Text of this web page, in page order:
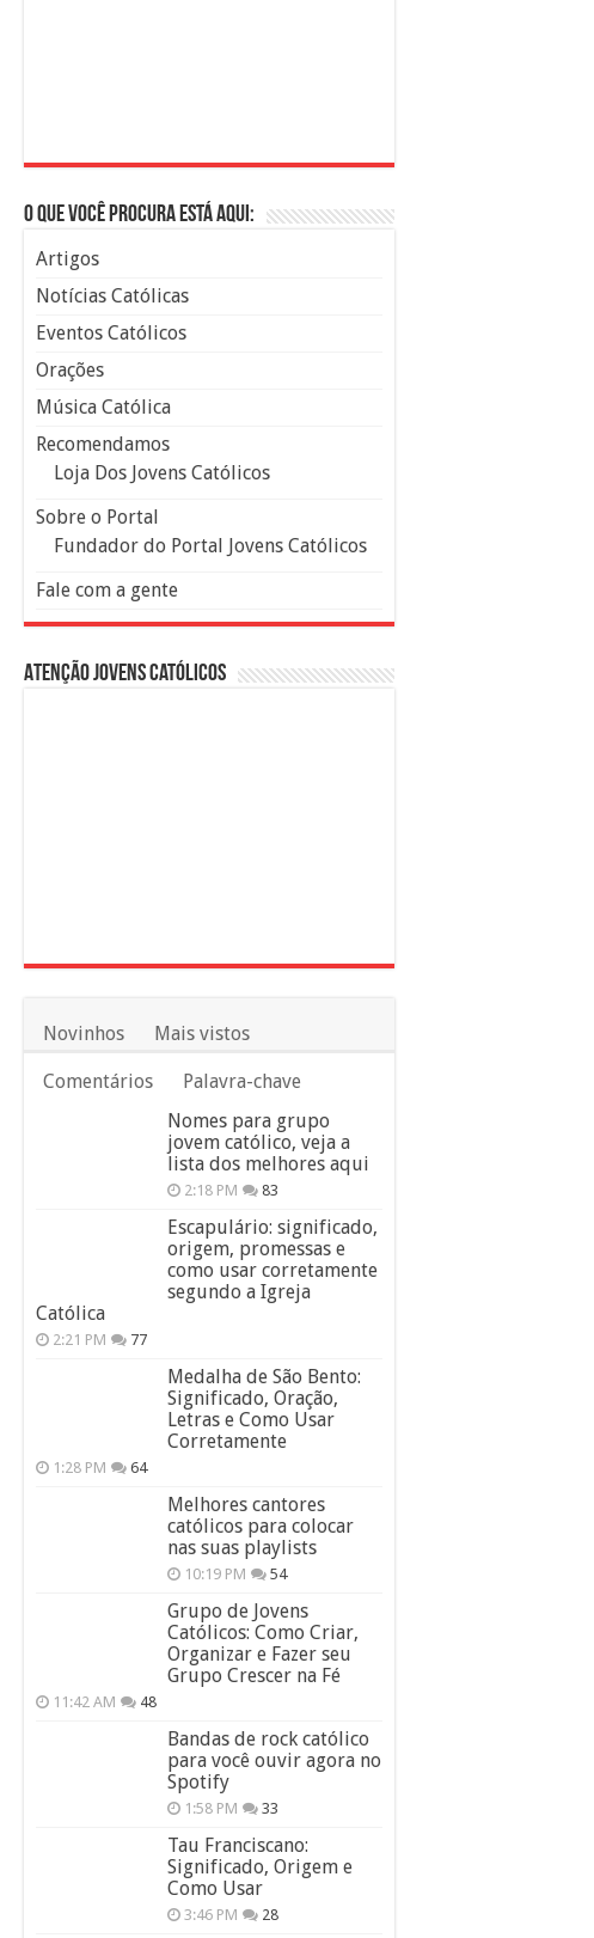
O que você procura está aqui:
Artigos
Notícias Católicas
Eventos Católicos
Orações
Música Católica
Recomendamos
Loja Dos Jovens Católicos
Sobre o Portal
Fundador do Portal Jovens Católicos
Fale com a gente
Atenção Jovens Católicos
Novinhos Mais vistos
Comentários
Palavra-chave
Nomes para grupo
jovem católico, veja a
lista dos melhores aqui
2:18 PM 83
Escapulário: significado,
origem, promessas e
como usar corretamente
segundo a Igreja
Católica
2:21 PM 77
Medalha de São Bento:
Significado, Oração,
Letras e Como Usar
Corretamente
1:28 PM 64
Melhores cantores
católicos para colocar
nas suas playlists
10:19 PM 54
Grupo de Jovens
Católicos: Como Criar,
Organizar e Fazer seu
Grupo Crescer na Fé
11:42 AM 48
Bandas de rock católico
para você ouvir agora no
Spotify
1:58 PM 33
Tau Franciscano:
Significado, Origem e
Como Usar
3:46 PM 28